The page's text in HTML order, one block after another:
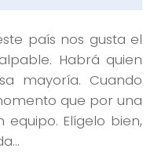
país nos gusta el
Habrá quien
mayoría. Cuando
que por una
Elígelo bien,